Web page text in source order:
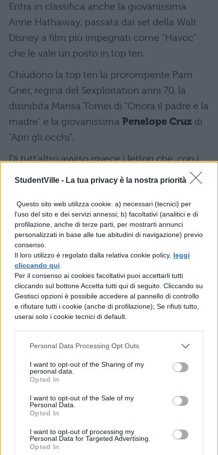
StudentVille - La tua privacy è la nostra priorità
Questo sito web utilizza cookie: a) necessari (tecnici) per
l'uso del sito e dei servizi annessi; b) facoltativi (analitici e di
profilazione, anche di terze parti, per mostrarti annunci
personalizzati in base alle tue abitudini di navigazione) previo
consenso.
Il loro utilizzo è regolato dalla relativa cookie policy, leggi
cliccando qui
Per il consenso ai cookies facoltativi puoi accettarli tutti
cliccando sul bottone Accetta tutti qui di seguito. Cliccando su
Gestisci opzioni è possibile accedere al pannello di controllo
e rifiutare tutti i cookie (anche di profilazione); Se rifiuti tutto,
userai solo i cookie tecnici di default.
Personal Data Processing Opt Outs
I want to opt-out of the Sharing of my
personal data.
Opted In
I want to opt-out of the Sale of my
Personal Data.
Opted In
I want to opt-out of processing my
Personal Data for Targeted Advertising.
Opted In
Entra in classifica anche la giovanissima
Anne Hathaway, passata dai set della Walt
Disney a film più impegnati come “Havoc”
che le vale un posto in top ten.
Chiudono la top ten la prorompente Pam
Grier, regina del Sexploitation anni 70, la
disinibita Marisa Tomei di “Onora il padre e la
madre” e la giovanissima Penelope Cruz di
“Apri gli occhi”.
Di tutt’altro avviso invece i lettori che, con i
loro voti, stravolgono la classifica, mettendo
(merititassime) piazze d’onore ad attrici
meno famose magari ma altrettanto belle
come Jessica Biel, Jennifer Connelly, Eva
Green, Phoebe Cates ed Heather Graham.
COMMENTI